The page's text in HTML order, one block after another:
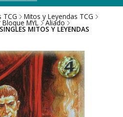
TCG Mitos y Leyendas TCG
MYL Aliado
MITOS Y LEYENDAS